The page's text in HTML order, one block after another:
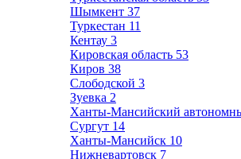
Шымкент 37
Туркестан 11
Кентау 3
Кировская область 53
Киров 38
Слободской 3
Зуевка 2
Ханты-Мансийский
Сургут 14
Ханты-Мансийск 10
Нижневартовск 7